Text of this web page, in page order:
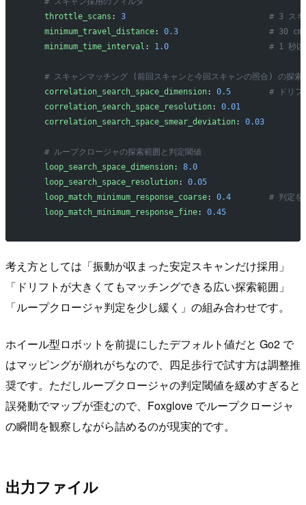
    throttle_scans
: 3
# 3 スキ
    minimum_travel_distance
: 0.3
# 30 cm
    minimum_time_interval
: 1.0
# 1 秒以
# スキャンマッチング (前回スキャンと今回スキャンの照合) の探索
    correlation_search_space_dimension
: 0.5
# ドリフ
    correlation_search_space_resolution
: 0.01
    correlation_search_space_smear_deviation
: 0.03
    # ループクロージャの探索範囲と判定閾値
    loop_search_space_dimension
: 8.0
    loop_search_space_resolution
: 0.05
    loop_match_minimum_response_coarse
: 0.4
# 判定を
    loop_match_minimum_response_fine
: 0.45
考え方としては「振動が収まった安定スキャンだけ採用」
「ドリフトが大きくてもマッチングできる広い探索範囲」
「ループクロージャ判定を少し緩く」の組み合わせです。
ホイール型ロボットを前提にしたデフォルト値だと Go2 で
はマッピングが崩れがちなので、四足歩行で試す方は調整推
奨です。ただしループクロージャの判定閾値を緩めすぎると
誤発動でマップが歪むので、Foxglove でループクロージャ
の瞬間を観察しながら詰めるのが現実的です。
出力ファイル